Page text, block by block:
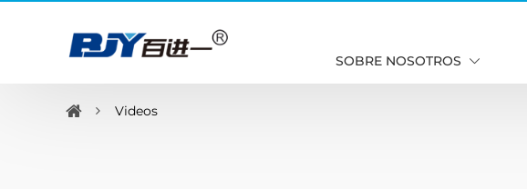
SOBRE NOSOTROS
Videos